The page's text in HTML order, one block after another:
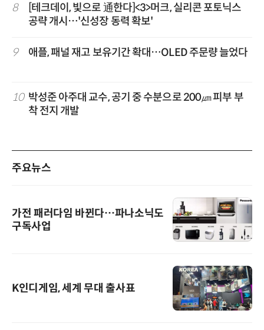
8
[테크데이, 빛으로 通한다]<3>머크, 실리콘 포토닉스
공략 개시…'신성장 동력 확보'
9 애플, 패널 재고 보유기간 확대…OLED 주문량 늘었다
10 박성준 아주대 교수, 공기 중 수분으로 200㎛ 피부 부
착 전지 개발
주요뉴스
가전 패러다임 바뀐다…파나소닉도
구독사업
K인디게임, 세계 무대 출사표